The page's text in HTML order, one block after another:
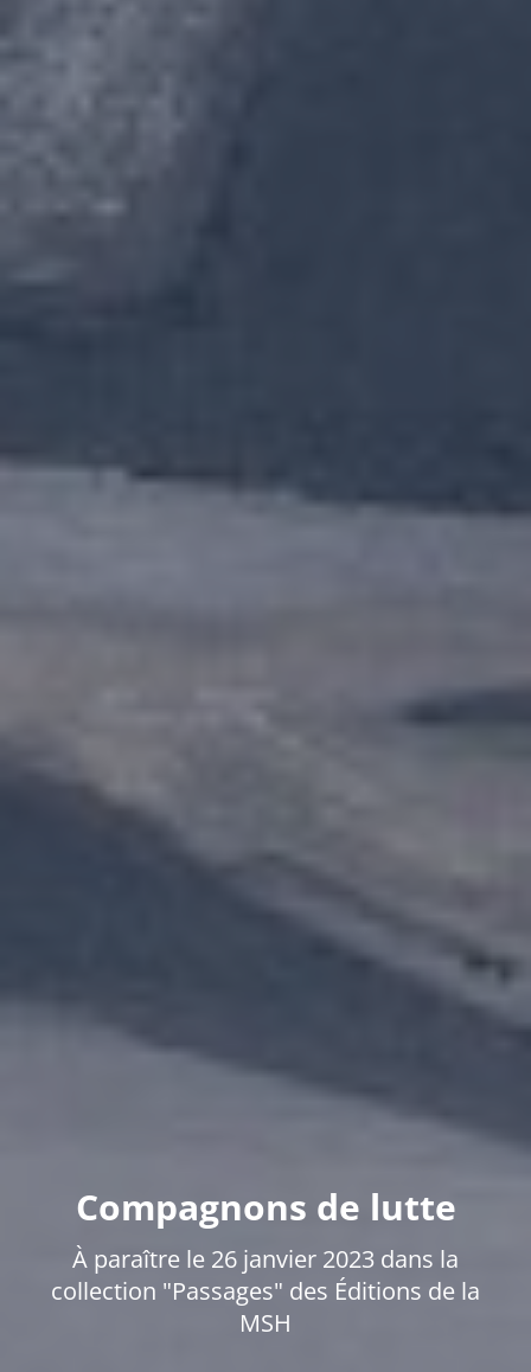
Compagnons de lutte
À paraître le 26 janvier 2023 dans la
collection "Passages" des Éditions de la
MSH